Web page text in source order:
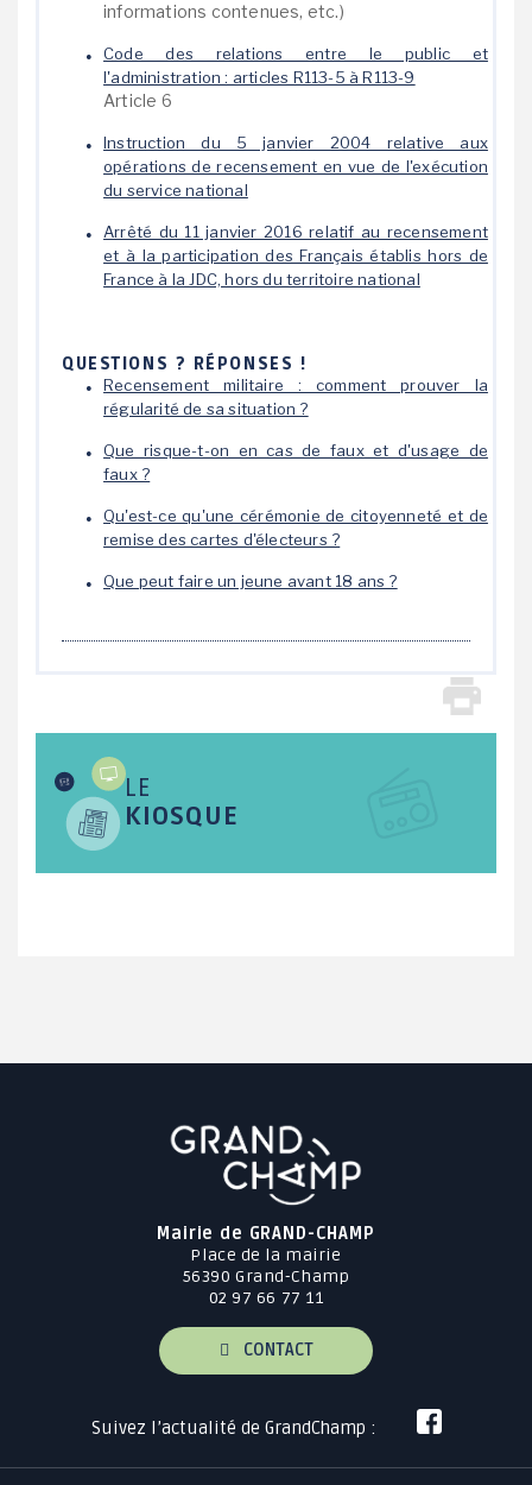
informations contenues, etc.)
Code des relations entre le public et
l'administration : articles R113-5 à R113-9
Article 6
Instruction du 5 janvier 2004 relative aux
opérations de recensement en vue de l'exécution
du service national
Arrêté du 11 janvier 2016 relatif au recensement
et à la participation des Français établis hors de
France à la JDC, hors du territoire national
QUESTIONS ? RÉPONSES !
Recensement militaire : comment prouver la
régularité de sa situation ?
Que risque-t-on en cas de faux et d'usage de
faux ?
Qu'est-ce qu'une cérémonie de citoyenneté et de
remise des cartes d'électeurs ?
Que peut faire un jeune avant 18 ans ?
LE
KIOSQUE
Mairie de GRAND-CHAMP
Place de la mairie
56390 Grand-Champ
02 97 66 77 11
CONTACT
Suivez l’actualité de GrandChamp :